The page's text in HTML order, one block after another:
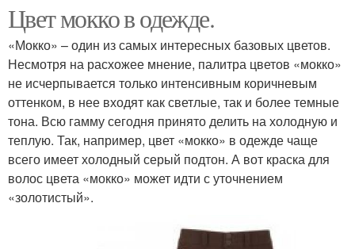
Цвет мокко в одежде.
«Мокко» – один из самых интересных базовых цветов.
Несмотря на расхожее мнение, палитра цветов «мокко»
не исчерпывается только интенсивным коричневым
оттенком, в нее входят как светлые, так и более темные
тона. Всю гамму сегодня принято делить на холодную и
теплую. Так, например, цвет «мокко» в одежде чаще
всего имеет холодный серый подтон. А вот краска для
волос цвета «мокко» может идти с уточнением
«золотистый».